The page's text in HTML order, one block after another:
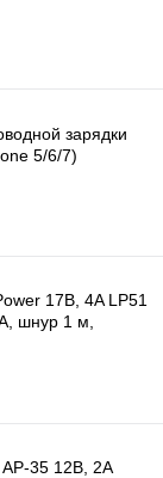
зарядки
5/6/7)
17В, 4A LP51
шнур 1 м,
35 12В, 2A